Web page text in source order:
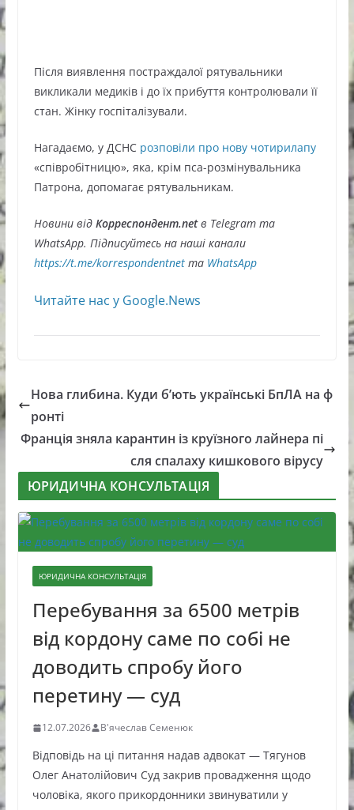
Після виявлення постраждалої рятувальники
викликали медиків і до їх прибуття контролювали її
стан. Жінку госпіталізували.
Нагадаємо, у ДСНС розповіли про нову чотирилапу
«співробітницю», яка, крім пса-розмінувальника
Патрона, допомагає рятувальникам.
Новини відКорреспондент.netв Telegram та
WhatsApp. Підписуйтесь на наші канали
https://t.me/korrespondentnetта WhatsApp
Читайте нас у Google.News
Нова глибина. Куди б’ють українські БпЛА на ф
ронті
Франція зняла карантин із круїзного лайнера пі
сля спалаху кишкового вірусу
ЮРИДИЧНА КОНСУЛЬТАЦІЯ
ЮРИДИЧНА КОНСУЛЬТАЦІЯ
Перебування за 6500 метрів
від кордону саме по собі не
доводить спробу його
перетину — суд
12.07.2026 В'ячеслав Семенюк
Відповідь на ці питання надав адвокат — Тягунов
Олег Анатолійович Суд закрив провадження щодо
чоловіка, якого прикордонники звинуватили у